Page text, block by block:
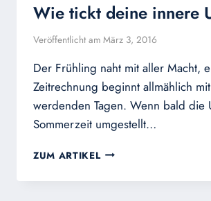
Wie tickt deine innere
Veröffentlicht am März 3, 2016
Der Frühling naht mit aller Macht,
Zeitrechnung beginnt allmählich
werdenden Tagen. Wenn bald die
Sommerzeit umgestellt…
ZUM ARTIKEL WIE
DEINE